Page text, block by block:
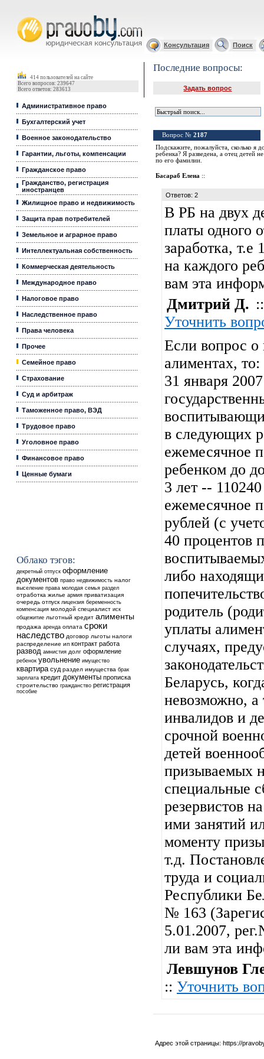
Консультация Поиск
414 пользователей на сайте
Всего вопросов: 239647
Всего ответов: 283613
Административное право
Бухгалтерский учет
Военное законодательство
Гарантии, льготы, компенсации
Гражданское право
Гражданство, регистрация
иностранцев
Жилищное право и недвижимость
Защита прав потребителей
Земельное и аграрное право
Интеллектуальная собственность
Коммерческая деятельность
Международное право
Налоговое право
Наследственное право
Права человека
Прочее
Семейное право
Страхование
Суд и арбитраж
Таможенное право, ВЭД
Трудовое право
Уголовное право
Финансовое право
Ценные бумаги
Облако тэгов:
декретный отпуск оформление
документов право недвижимость налог
выселение права молодая семья раздел
отработка жилье армия приватизация
очередь отпуск лицензия беременность
компенсация молодой специалист иск
общежитие льготный кредит алименты
продажа аренда оплата сроки
наследство договор льготы налоги
распределение ип контракт работа
развод амнистия долг оформление
ребенок увольнение имущество
квартира суд раздел имущества брак
зарплата кредит документы прописка
строительство гражданство регистрация
пособие
Последние вопросы:
Задать вопрос
Вопрос № 2187
Подскажите, пожалуйста, сколько я
ребенка? Я разведена, а отец детей
по его фамилии.
Басараб Елена ::
Ответов: 2
В РБ на двух
платы одного
заработка, т.е
на каждого
вам эта
Дмитрий Д.
Уточнить
Если вопрос о
алиментах,
31 января
в следующих
ежемесячное
ребенком до
3 лет --
ежемесячное
рублей (с
40 процентов
либо
родитель
уплаты
случаях,
Беларусь,
невозможно, а
инвалидов и
срочной
детей
призываемых
специальные
резервистов
ими занятий
моменту
т.д.
труда и
Республики
№ 163
5.01.2007,
ли вам эта
Левшунов
:: Уточнить
Адрес этой страницы: https://